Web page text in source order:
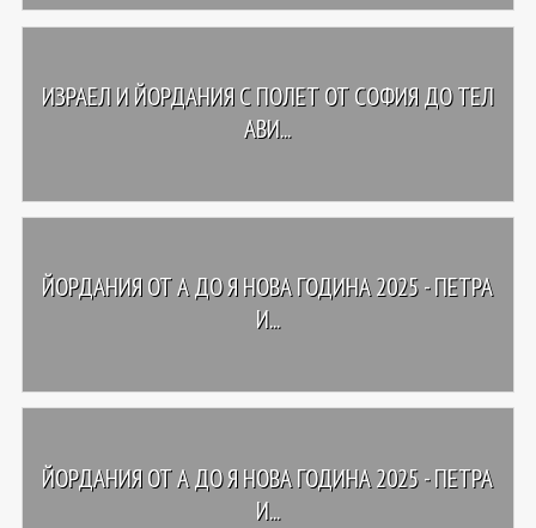
ИЗРАЕЛ И ЙОРДАНИЯ С ПОЛЕТ ОТ СОФИЯ ДО ТЕЛ
АВИ...
ЙОРДАНИЯ ОТ А ДО Я НОВА ГОДИНА 2025 - ПЕТРА
И...
ЙОРДАНИЯ ОТ А ДО Я НОВА ГОДИНА 2025 - ПЕТРА
И...